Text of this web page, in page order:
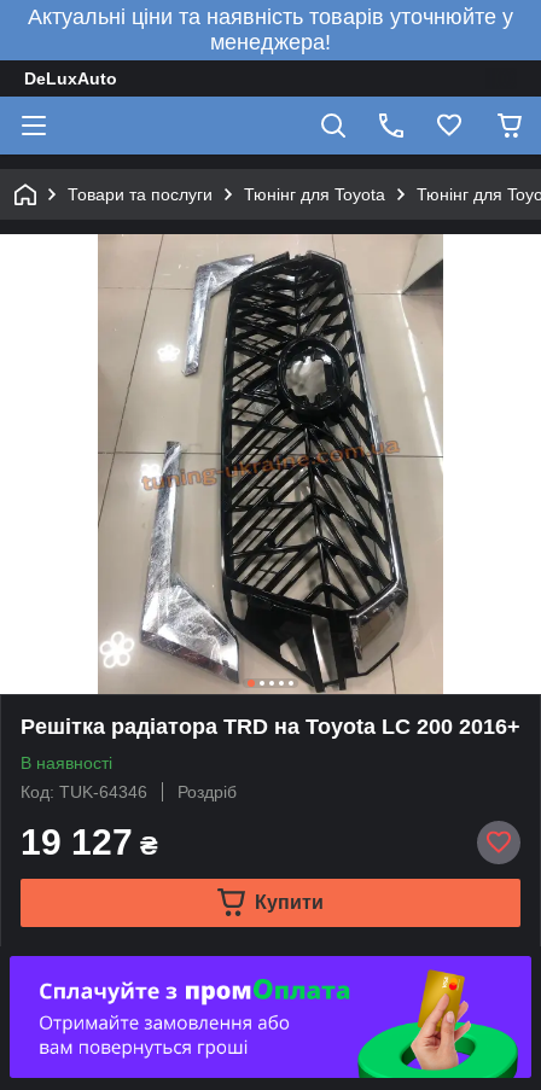
Актуальні ціни та наявність товарів уточнюйте у
менеджера!
DeLuxAuto
Товари та послуги Тюнінг для Toyota Тюнінг для
Решітка радіатора TRD на Toyota LC 200 2016+
В наявності
Код: TUK-64346
Роздріб
19 127 ₴
Купити